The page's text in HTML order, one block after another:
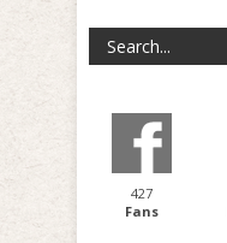
427
Fans